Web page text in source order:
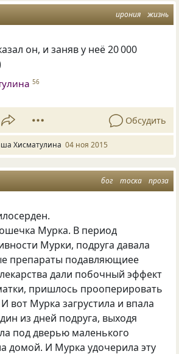
ирония жизнь
он, и заняв у неё 20 000
56
Обсудить
Хисматулина 04 ноя 2015
бог тоска проза
Мурка. В период
Мурки, подруга давала
препараты подавляющиее
дали побочный эффект
пришлось прооперировать
вот Мурка загрустила и впала
из дней подруга, выходя
под дверью маленького
домой. И Мурка удочерила эту